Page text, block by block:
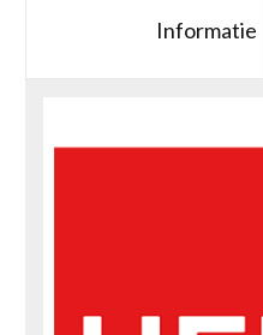
Informatie